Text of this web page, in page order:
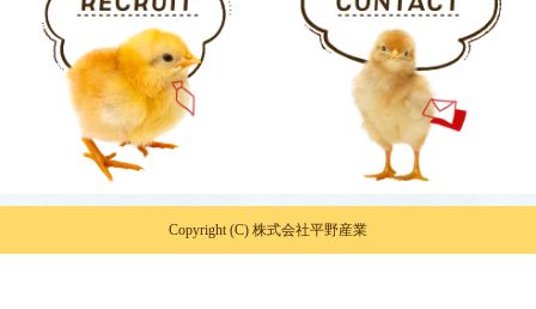
Copyright (C) 株式会社平野産業